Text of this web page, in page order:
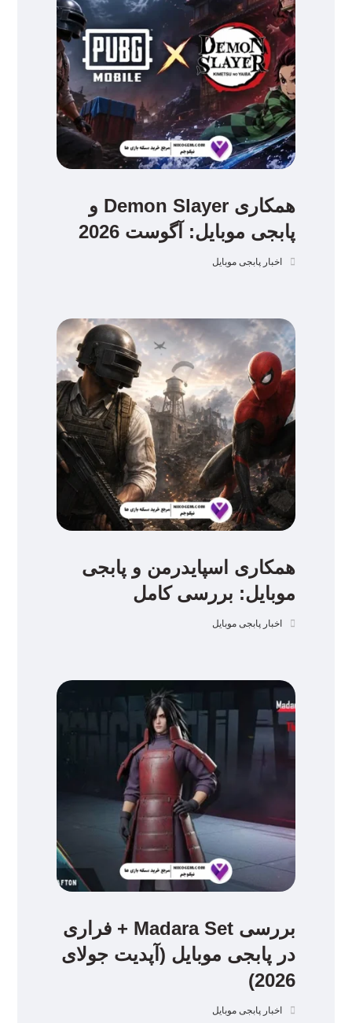
همکاری Demon Slayer و
پابجی موبایل: آگوست 2026
اخبار پابجی موبایل
همکاری اسپایدرمن و پابجی
موبایل: بررسی کامل
اخبار پابجی موبایل
بررسی Madara Set + فراری
در پابجی موبایل (آپدیت جولای
2026)
اخبار پابجی موبایل